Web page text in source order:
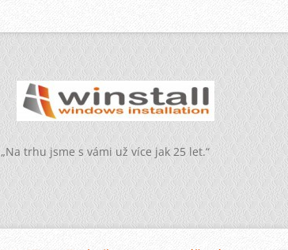
„Na trhu jsme s vámi už více jak 25 let.“